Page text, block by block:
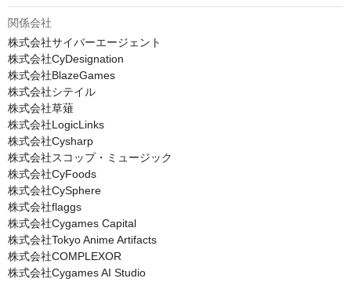
関係会社
株式会社サイバーエージェント
株式会社CyDesignation
株式会社BlazeGames
株式会社シテイル
株式会社草薙
株式会社LogicLinks
株式会社Cysharp
株式会社スコップ・ミュージック
株式会社CyFoods
株式会社CySphere
株式会社flaggs
株式会社Cygames Capital
株式会社Tokyo Anime Artifacts
株式会社COMPLEXOR
株式会社Cygames AI Studio